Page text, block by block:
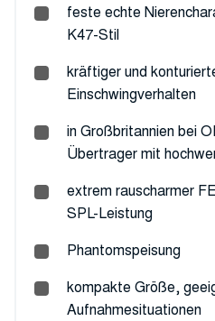
feste echte
K47-Stil
kräftiger und
Einschwingverhalten
in Großbritannien bei
Übertrager mit
extrem rauscharmer
SPL-Leistung
Phantomspeisung
kompakte Größe,
Aufnahmesituationen